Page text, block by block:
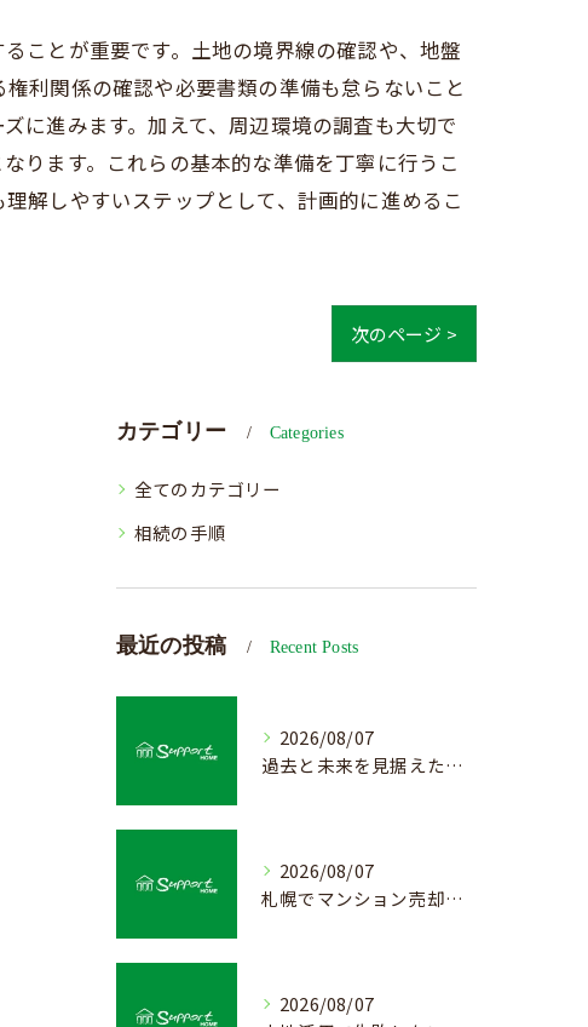
ことが重要です。土地の境界線の確認や、地盤
利関係の確認や必要書類の準備も怠らないこと
に進みます。加えて、周辺環境の調査も大切で
ります。これらの基本的な準備を丁寧に行うこ
解しやすいステップとして、計画的に進めるこ
次のページ >
カテゴリー Categories
全てのカテゴリー
相続の手順
最近の投稿 Recent Posts
2026/08/07
過去と未来を見据えた戸建て売却の秘訣
2026/08/07
札幌でマンション売却を成功させる査定と価格の見極め方
2026/08/07